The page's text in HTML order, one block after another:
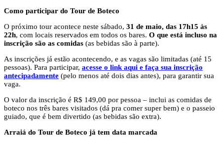
Como participar do Tour de Boteco
O próximo tour acontece neste sábado, 31 de maio, das 17h15 às
22h, com locais reservados em todos os bares. O que está incluso na
inscrição são as comidas (as bebidas são à parte).
As inscrições já estão acontecendo, e as vagas são limitadas (até 15
pessoas). Para participar, acesse o link aqui e faça sua inscrição
antecipadamente (pelo menos até dois dias antes), para garantir sua
vaga.
O valor da inscrição é R$ 149,00 por pessoa – inclui as comidas de
boteco nos três bares visitados (dá pra comer super bem) e o passeio
guiado, que é bem divertido (as bebidas são extra).
Arraiá do Tour de Boteco já tem data marcada